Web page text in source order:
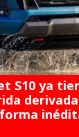
S10 ya